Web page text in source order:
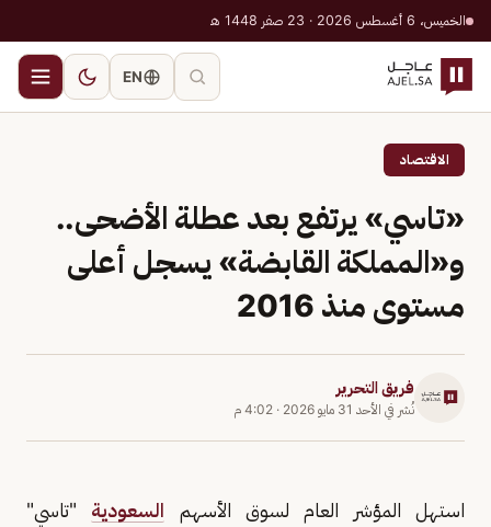
الخميس، 6 أغسطس 2026 · 23 صفر 1448 هـ
EN
الاقتصاد
«تاسي» يرتفع بعد عطلة الأضحى..
و«المملكة القابضة» يسجل أعلى
مستوى منذ 2016
فريق التحرير
نُشر في الأحد 31 مايو 2026 · 4:02 م
استهل المؤشر العام لسوق الأسهم السعودية "تاسي"